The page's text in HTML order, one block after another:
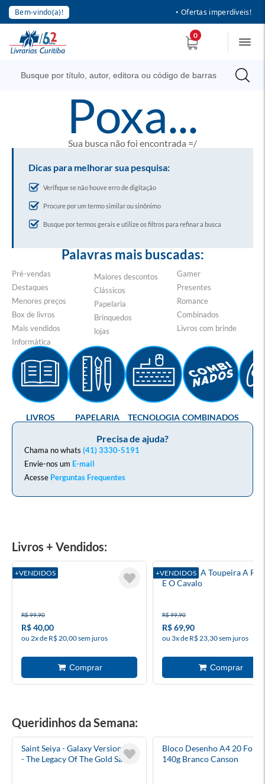
Bem-vindo(a)! • Ofertas imperdíveis!
0
poxa...
Sua busca não foi encontrada =/
Dicas para melhorar sua pesquisa:
Verifique se não houve erro de digitação
Procure por um termo similar ou sinônimo
Busque por termos gerais e utilize os filtros para refinar a busca
Palavras mais buscadas:
Pré-vendas
Destaques
Menores preços
Box de livros
Mais vendidos
Informática
Maiores descontos
Clássicos
Papelaria
Brinquedos
lojas
Gamer
Presentes
Romance
Combinados
Livros com brinde
Precisa de ajuda?
Chama no whats (41) 3330-5191
Envie-nos um E-mail
Acesse Perguntas Frequentes
LIVROS PAPELARIA TECNOLOGIA COMBINADOS
Livros + Vendidos:
+VENDIDOS
Surrender
R$ 99,90
R$ 40,00
ou 2x de R$ 20,00 sem juros
+VENDIDOS
O Menino A Toupeira A
E O Cavalo
R$ 99,90
R$ 69,90
ou 3x de R$ 23,30 sem juros
Queridinhos da Semana:
Saint Seiya - Galaxy Version 04
- The Legacy Of The Gold Saints
Bloco Desenho A4 20
140g Branco Canson